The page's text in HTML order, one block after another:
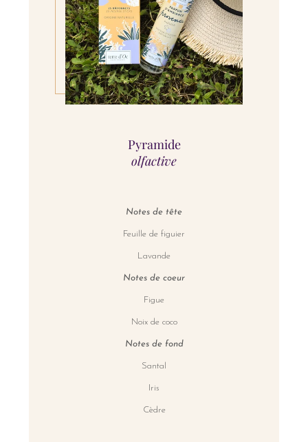
Pyramide
olfactive
Notes de tête
Feuille de figuier
Lavande
Notes de coeur
Figue
Noix de coco
Notes de fond
Santal
Iris
Cèdre